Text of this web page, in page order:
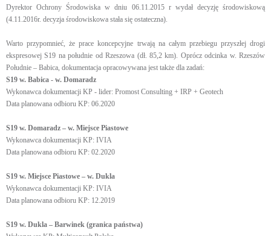
Dyrektor Ochrony Środowiska w dniu 06.11.2015 r wydał decyzję środowiskową
(4.11.2016r. decyzja środowiskowa stała się ostateczna).
Warto przypomnieć, że prace koncepcyjne trwają na całym przebiegu przyszłej drogi
ekspresowej S19 na południe od Rzeszowa (dł. 85,2 km). Oprócz odcinka w. Rzeszów
Południe – Babica, dokumentacja opracowywana jest także dla zadań:
S19 w. Babica - w. Domaradz
Wykonawca dokumentacji KP - lider: Promost Consulting + IRP + Geotech
Data planowana odbioru KP: 06.2020
S19 w. Domaradz – w. Miejsce Piastowe
Wykonawca dokumentacji KP: IVIA
Data planowana odbioru KP: 02.2020
S19 w. Miejsce Piastowe – w. Dukla
Wykonawca dokumentacji KP: IVIA
Data planowana odbioru KP: 12.2019
S19 w. Dukla – Barwinek (granica państwa)